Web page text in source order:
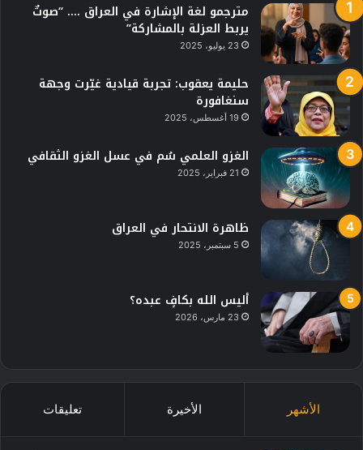
مترجمو لغة الإشارة في العراق …. “صوتٌ
يربط العزلة بالمشاركة”
23 يوليو، 2025
حليمة يعقوب: تجربة قيادية غيّرت وجهة
سنغافورة
19 أغسطس، 2025
الغزو العلمي سُم في عسل الغزو الثقافي
21 فبراير، 2025
ظاهرة الانتحار في العراق
5 سبتمبر، 2025
أليس الله بكافٍ عبده؟
23 مارس، 2026
الأشهر الأخيرة تعليقات